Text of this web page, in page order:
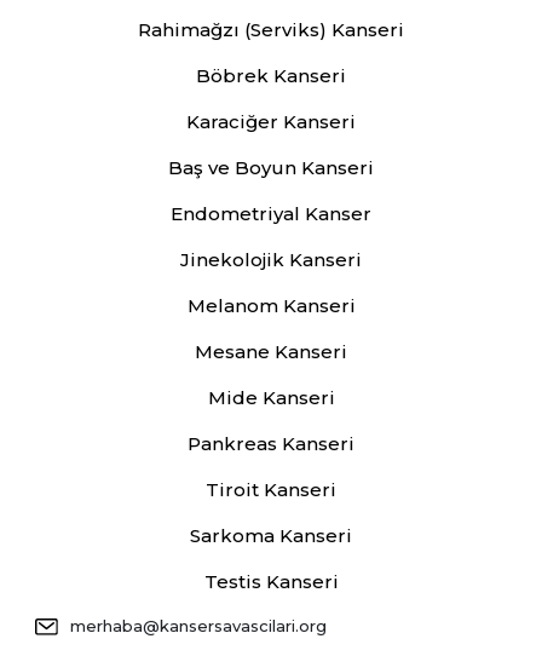
Rahimağzı (Serviks) Kanseri
Böbrek Kanseri
Karaciğer Kanseri
Baş ve Boyun Kanseri
Endometriyal Kanser
Jinekolojik Kanseri
Melanom Kanseri
Mesane Kanseri
Mide Kanseri
Pankreas Kanseri
Tiroit Kanseri
Sarkoma Kanseri
Testis Kanseri
merhaba@kansersavascilari.org